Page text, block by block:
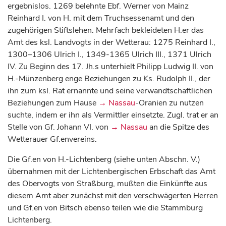
ergebnislos. 1269 belehnte Ebf. Werner von Mainz
Reinhard I. von H. mit dem Truchsessenamt und den
zugehörigen Stiftslehen. Mehrfach bekleideten H.er das
Amt des ksl. Landvogts in der Wetterau: 1275 Reinhard I.,
1300–1306 Ulrich I., 1349-1365 Ulrich III., 1371 Ulrich
IV. Zu Beginn des 17. Jh.s unterhielt Philipp Ludwig II. von
H.-Münzenberg enge Beziehungen zu Ks. Rudolph II., der
ihn zum ksl. Rat ernannte und seine verwandtschaftlichen
Beziehungen zum Hause → Nassau-Oranien zu nutzen
suchte, indem er ihn als Vermittler einsetzte. Zugl. trat er an
Stelle von Gf. Johann VI. von → Nassau an die Spitze des
Wetterauer Gf.envereins.
Die Gf.en von H.-Lichtenberg (siehe unten Abschn. V.)
übernahmen mit der Lichtenbergischen Erbschaft das Amt
des Obervogts von Straßburg, mußten die Einkünfte aus
diesem Amt aber zunächst mit den verschwägerten Herren
und Gf.en von Bitsch ebenso teilen wie die Stammburg
Lichtenberg.